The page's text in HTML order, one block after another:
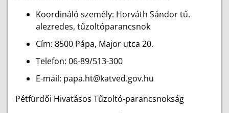
Koordináló személy: Horváth Sándor tű.
alezredes, tűzoltóparancsnok
Cím: 8500 Pápa, Major utca 20.
Telefon: 06-89/513-300
E-mail: papa.ht@katved.gov.hu
Pétfürdői Hivatásos Tűzoltó-parancsnokság